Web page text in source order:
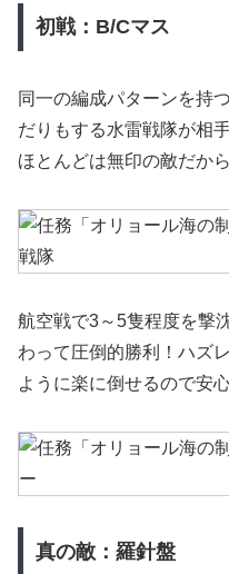
初戦：B/Cマス
同一の編成パターンを持
だりもする水雷戦隊が相
ほとんどは無印の敵だか
航空戦で3～5隻程度を撃
わって圧倒的勝利！ハズ
ように楽に倒せるので安心
真の敵：羅針盤